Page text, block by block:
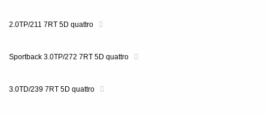
2.0TP/211 7RT 5D quattro
Sportback 3.0TP/272 7RT 5D quattro
3.0TD/239 7RT 5D quattro